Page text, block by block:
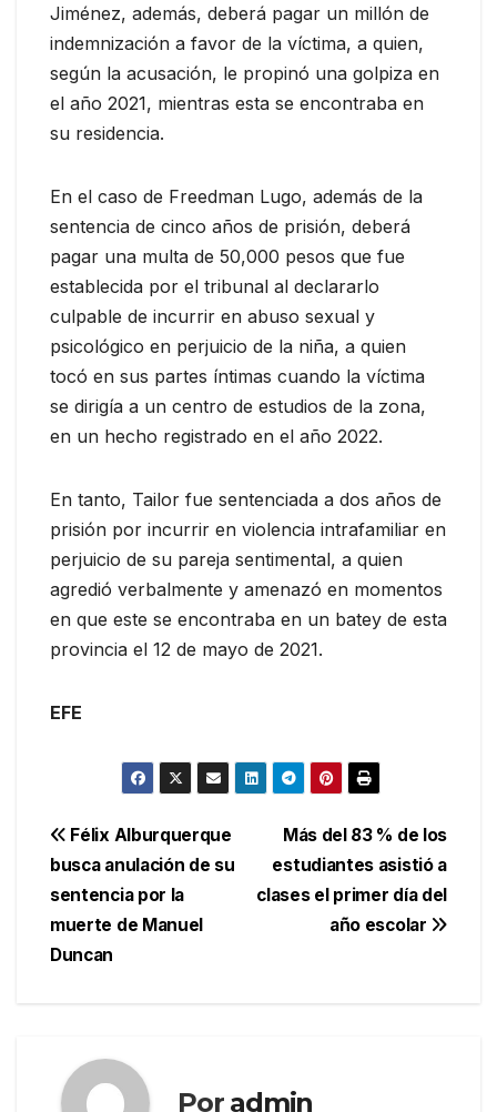
Jiménez, además, deberá pagar un millón de
indemnización a favor de la víctima, a quien,
según la acusación, le propinó una golpiza en
el año 2021, mientras esta se encontraba en
su residencia.
En el caso de Freedman Lugo, además de la
sentencia de cinco años de prisión, deberá
pagar una multa de 50,000 pesos que fue
establecida por el tribunal al declararlo
culpable de incurrir en abuso sexual y
psicológico en perjuicio de la niña, a quien
tocó en sus partes íntimas cuando la víctima
se dirigía a un centro de estudios de la zona,
en un hecho registrado en el año 2022.
En tanto, Tailor fue sentenciada a dos años de
prisión por incurrir en violencia intrafamiliar en
perjuicio de su pareja sentimental, a quien
agredió verbalmente y amenazó en momentos
en que este se encontraba en un batey de esta
provincia el 12 de mayo de 2021.
EFE
Navegación
de
entradas
Más del 83 % de los
estudiantes asistió a
clases el primer día del
año escolar
Félix Alburquerque
busca anulación de su
sentencia por la
muerte de Manuel
Duncan
Por admin